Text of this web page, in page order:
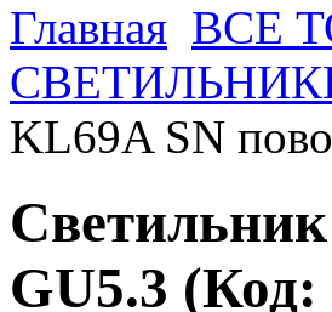
Главная ВСЕ
KL69A SN
GU5.3 (Код: